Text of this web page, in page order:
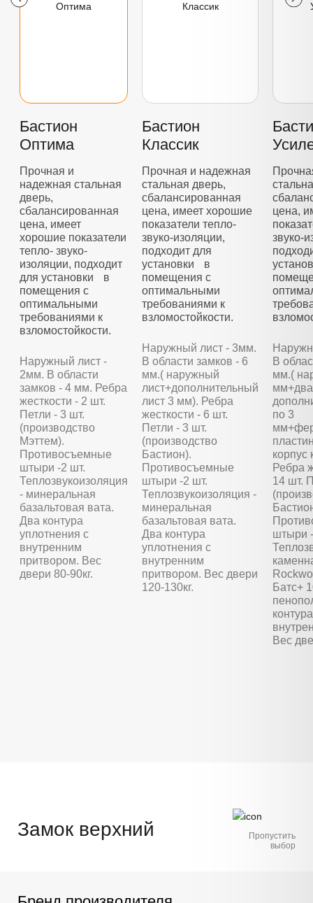
Бастион
Оптима
Прочная и
надежная стальная
дверь,
сбалансированная
цена, имеет
хорошие показатели
тепло- звуко-
изоляции, подходит
для установки в
помещения с
оптимальными
требованиями к
взломостойкости.
Наружный лист -
2мм. В области
замков - 4 мм. Ребра
жесткости - 2 шт.
Петли - 3 шт.
(производство
Мэттем).
Противосъемные
штыри -2 шт.
Теплозвукоизоляция
- минеральная
базальтовая вата.
Два контура
уплотнения с
внутренним
притвором. Вес
двери 80-90кг.
Бастион
Классик
Прочная и надежная
стальная дверь,
сбалансированная
цена, имеет хорошие
показатели тепло-
звуко-изоляции,
подходит для
установки в
помещения с
оптимальными
требованиями к
взломостойкости.
Наружный лист - 3мм.
В области замков - 6
мм.( наружный
лист+дополнительный
лист 3 мм). Ребра
жесткости - 6 шт.
Петли - 3 шт.
(производство
Бастион).
Противосъемные
штыри -2 шт.
Теплозвукоизоляция -
минеральная
базальтовая вата.
Два контура
уплотнения с
внутренним
притвором. Вес двери
120-130кг.
цена,
звуко-
В
мм.(
мм+два
по 3
корпус
Ребра
14 шт.
штыри
Батс+
Вес
Замок верхний
Пропустить
выбор